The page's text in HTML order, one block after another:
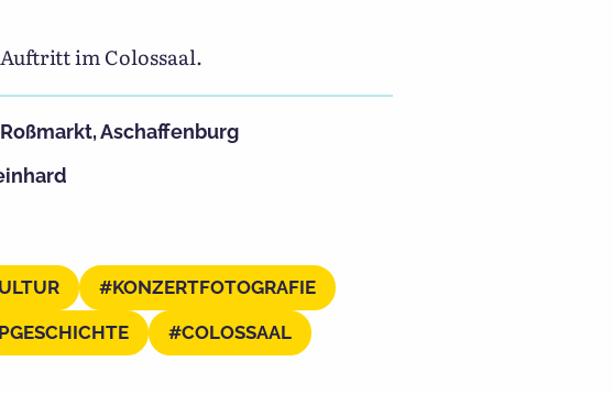
im Colossaal.
Aschaffenburg
KONZERTFOTOGRAFIE
COLOSSAAL